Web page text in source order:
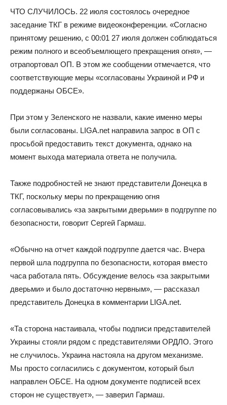
ЧТО СЛУЧИЛОСЬ. 22 июля состоялось очередное
заседание ТКГ в режиме видеоконференции. «Согласно
принятому решению, с 00:01 27 июля должен соблюдаться
режим полного и всеобъемлющего прекращения огня», —
отрапортовал ОП. В этом же сообщении отмечается, что
соответствующие меры «согласованы Украиной и РФ и
поддержаны ОБСЕ».
При этом у Зеленского не назвали, какие именно меры
были согласованы. LIGA.net направила запрос в ОП с
просьбой предоставить текст документа, однако на
момент выхода материала ответа не получила.
Также подробностей не знают представители Донецка в
ТКГ, поскольку меры по прекращению огня
согласовывались «за закрытыми дверьми» в подгруппе по
безопасности, говорит Сергей Гармаш.
«Обычно на отчет каждой подгруппе дается час. Вчера
первой шла подгруппа по безопасности, которая вместо
часа работала пять. Обсуждение велось «за закрытыми
дверьми» и было достаточно нервным», — рассказал
представитель Донецка в комментарии LIGA.net.
«Та сторона настаивала, чтобы подписи представителей
Украины стояли рядом с представителями ОРДЛО. Этого
не случилось. Украина настояла на другом механизме.
Мы просто согласились с документом, который был
направлен ОБСЕ. На одном документе подписей всех
сторон не существует», — заверил Гармаш.